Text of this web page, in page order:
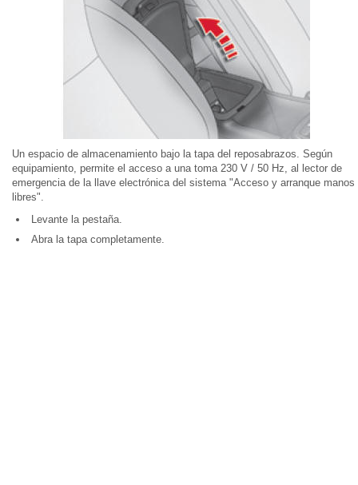
Un espacio de almacenamiento bajo la tapa del reposabrazos. Según
equipamiento, permite el acceso a una toma 230 V / 50 Hz, al lector de
emergencia de la llave electrónica del sistema "Acceso y arranque manos
libres".
Levante la pestaña.
Abra la tapa completamente.